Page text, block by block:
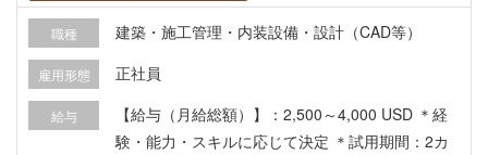
投資家、エージェント、法人顧客との関係を構
築・維持する。 • 国内外の購入者に対し、最高の
顧客体験とアフターサービスを提供することを保
職種 建築・施工管理・内装設備・設計（CAD等）
雇用形態 正社員
給与
【給与（月給総額）】：2,500～4,000 USD ＊経
験・能力・スキルに応じて決定 ＊試用期間：2カ